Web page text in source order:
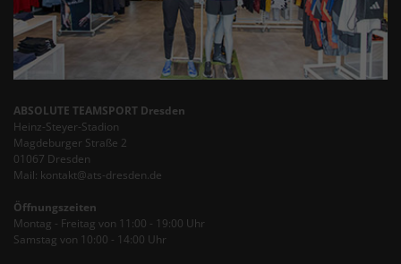
ABSOLUTE TEAMSPORT Dresden
Heinz-Steyer-Stadion
Magdeburger Straße 2
01067 Dresden
Mail: kontakt@ats-dresden.de
Öffnungszeiten
Montag - Freitag von 11:00 - 19:00 Uhr
Samstag von 10:00 - 14:00 Uhr